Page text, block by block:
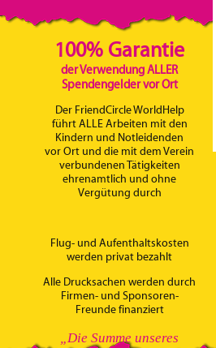
100% Garantie
der Verwendung ALLER
Spendengelder vor Ort
Der FriendCircle WorldHelp
führt ALLE Arbeiten mit den
Kindern und Notleidenden
vor Ort und die mit dem Verein
verbundenen Tätigkeiten
ehrenamtlich und ohne
Vergütung durch
Flug- und Aufenthaltskosten
werden privat bezahlt
Alle Drucksachen werden durch
Firmen- und Sponsoren-
Freunde finanziert
„Die Summe unseres